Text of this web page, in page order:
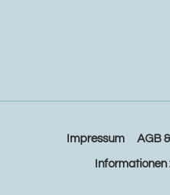
Impressum AGB